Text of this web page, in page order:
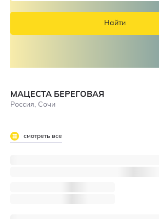
Найти
МАЦЕСТА БЕРЕГОВАЯ
Россия, Сочи
смотреть все